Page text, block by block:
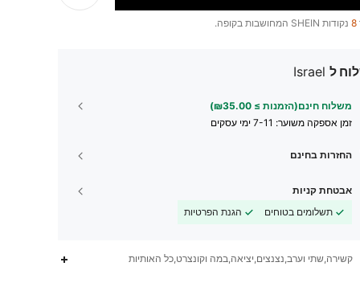
8 נקודות SHEIN המחושבות בקופה.
ל Israel
משלוח חינם(הזמנות ≥ ₪35.00)
זמן אספקה ​​משוער: 7-11 ימי עסקים
החזרות בחינם
אבטחת קניות
תשלומים בטוחים
הגנת הפרטיות
קשירה,שתי וערב,נצנצים,יציאה,במה וקונצרט,כל האותיות